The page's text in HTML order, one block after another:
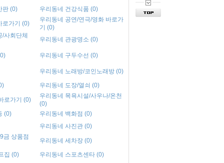
판 (0)
우리동네 건강식품 (0)
로가기 (0)
우리동네 공연/연극/영화 바로가
기 (0)
사회단체
우리동네 관광명소 (0)
우리동네 구두수선 (0)
우리동네 노래방/코인노래방 (0)
우리동네 도장/열쇠 (0)
로가기 (0)
우리동네 목욕시설/사우나/온천
(0)
(0)
우리동네 백화점 (0)
우리동네 사진관 (0)
금 상품점
우리동네 세차장 (0)
집 (0)
우리동네 스포츠센타 (0)